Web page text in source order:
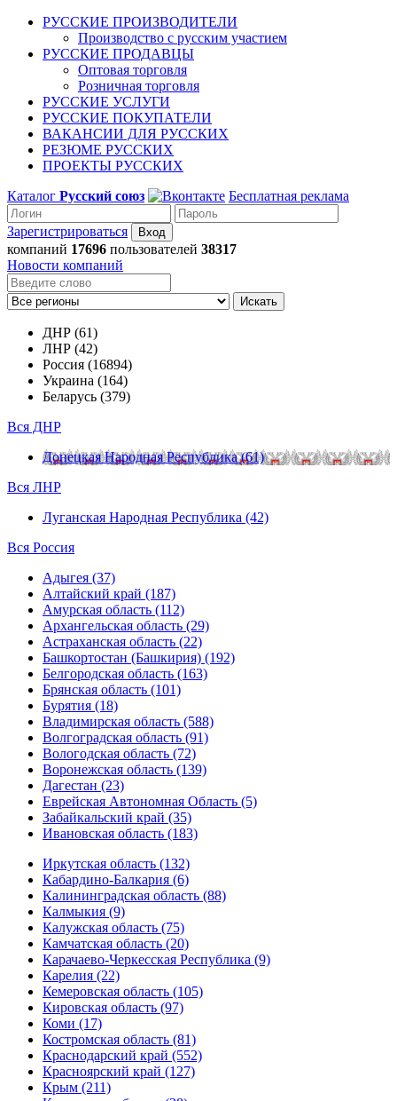
РУССКИЕ ПРОИЗВОДИТЕЛИ
Производство с русским участием
РУССКИЕ ПРОДАВЦЫ
Оптовая торговля
Розничная торговля
РУССКИЕ УСЛУГИ
РУССКИЕ ПОКУПАТЕЛИ
ВАКАНСИИ ДЛЯ РУССКИХ
РЕЗЮМЕ РУССКИХ
ПРОЕКТЫ РУССКИХ
Каталог Русский союз Бесплатная реклама
Зарегистрироваться
компаний 17696 пользователей 38317
Новости компаний
Искать
ДНР (61)
ЛНР (42)
Россия (16894)
Украина (164)
Беларусь (379)
Вся ДНР
Донецкая Народная Республика (61)
Вся ЛНР
Луганская Народная Республика (42)
Вся Россия
Адыгея (37)
Алтайский край (187)
Амурская область (112)
Архангельская область (29)
Астраханская область (22)
Башкортостан (Башкирия) (192)
Белгородская область (163)
Брянская область (101)
Бурятия (18)
Владимирская область (588)
Волгоградская область (91)
Вологодская область (72)
Воронежская область (139)
Дагестан (23)
Еврейская Автономная Область (5)
Забайкальский край (35)
Ивановская область (183)
Иркутская область (132)
Кабардино-Балкария (6)
Калининградская область (88)
Калмыкия (9)
Калужская область (75)
Камчатская область (20)
Карачаево-Черкесская Республика (9)
Карелия (22)
Кемеровская область (105)
Кировская область (97)
Коми (17)
Костромская область (81)
Краснодарский край (552)
Красноярский край (127)
Крым (211)